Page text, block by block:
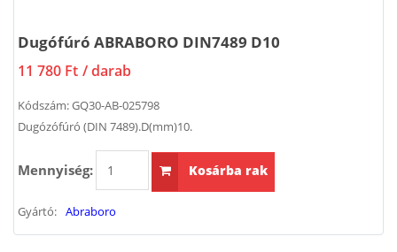
Dugófúró ABRABORO DIN7489 D10
11 780 Ft / darab
Kódszám:GQ30-AB-025798
Dugózófúró (DIN 7489).D(mm)10.
Mennyiség: Kosárba rak
Gyártó: Abraboro